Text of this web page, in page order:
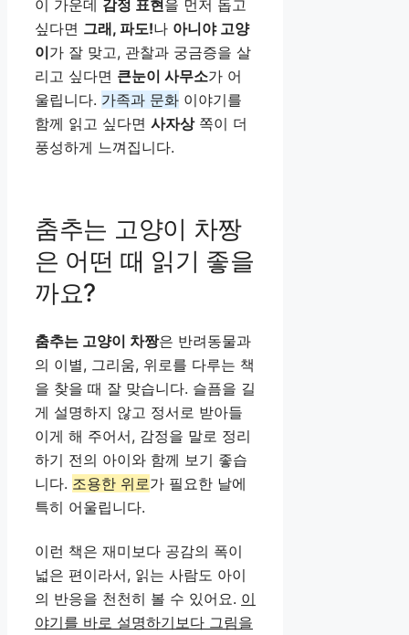
이 가운데 감정 표현 을 먼저 돕고
싶다면 그래, 파도!나 아니야 고양
이가 잘 맞고, 관찰과 궁금증을 살
리고 싶다면 큰눈이 사무소가 어
울립니다. 가족과 문화 이야기를
함께 읽고 싶다면 사자상쪽이 더
풍성하게 느껴집니다.
춤추는 고양이 차짱
은 어떤 때 읽기 좋을
까요?
춤추는 고양이 차짱은 반려동물과
의 이별, 그리움, 위로를 다루는 책
을 찾을 때 잘 맞습니다. 슬픔을 길
게 설명하지 않고 정서로 받아들
이게 해 주어서, 감정을 말로 정리
하기 전의 아이와 함께 보기 좋습
니다. 조용한 위로가 필요한 날에
특히 어울립니다.
이런 책은 재미보다 공감의 폭이
넓은 편이라서, 읽는 사람도 아이
의 반응을 천천히 볼 수 있어요. 이
야기를 바로 설명하기보다 그림을